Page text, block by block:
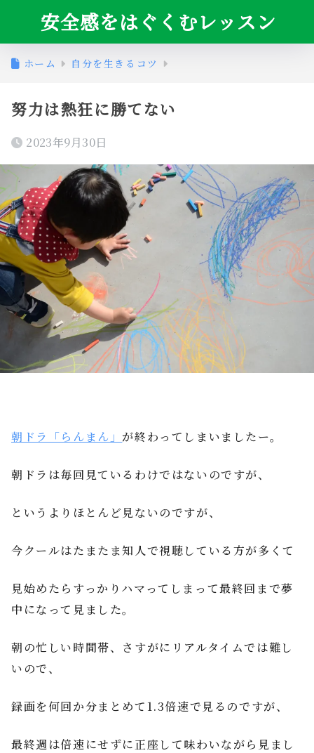
安全感をはぐくむレッスン
ホーム 自分を生きるコツ
努力は熱狂に勝てない
2023年9月30日
朝ドラ「らんまん」 が終わってしまいましたー。
朝ドラは毎回見ているわけではないのですが、
というよりほとんど見ないのですが、
今クールはたまたま知人で視聴している方が多くて
見始めたらすっかりハマってしまって最終回まで夢
中になって見ました。
朝の忙しい時間帯、さすがにリアルタイムでは難し
いので、
録画を何回か分まとめて1.3倍速で見るのですが、
最終週は倍速にせずに正座して味わいながら見まし